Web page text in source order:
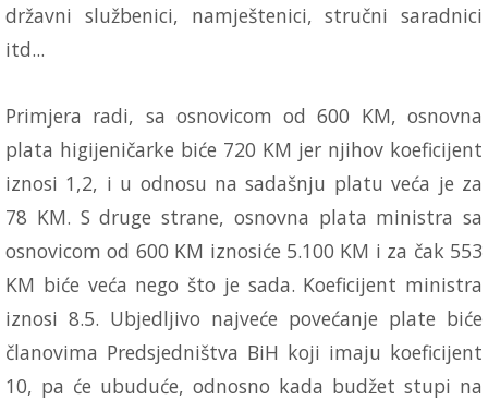
državni službenici, namještenici, stručni saradnici
itd...
Primjera radi, sa osnovicom od 600 KM, osnovna
plata higijeničarke biće 720 KM jer njihov koeficijent
iznosi 1,2, i u odnosu na sadašnju platu veća je za
78 KM. S druge strane, osnovna plata ministra sa
osnovicom od 600 KM iznosiće 5.100 KM i za čak 553
KM biće veća nego što je sada. Koeficijent ministra
iznosi 8.5. Ubjedljivo najveće povećanje plate biće
članovima Predsjedništva BiH koji imaju koeficijent
10, pa će ubuduće, odnosno kada budžet stupi na